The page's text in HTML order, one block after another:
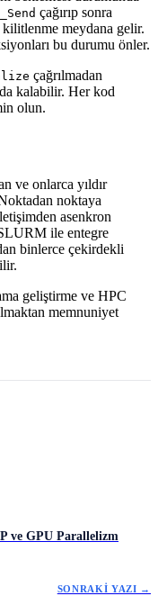
çağırıp sonra
meydana gelir.
bu durumu önler.
çağrılmadan
kalabilir. Her kod
olun.
ve onlarca yıldır
noktaya
asenkron
ile entegre
binlerce çekirdekli
geliştirme ve HPC
memnuniyet
ve GPU Parallelizm
SONRAKI YAZI →